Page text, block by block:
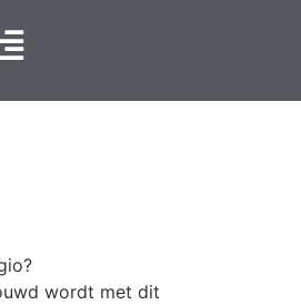
wordt met dit